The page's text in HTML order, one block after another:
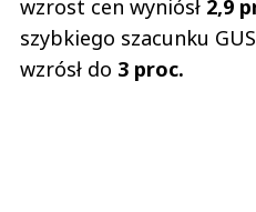
wzrost cen wyniósł 2,9
szybkiego szacunku
wzrósł do 3 proc.